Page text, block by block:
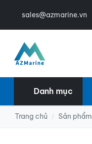
sales@azmarine.vn
Danh mục
Trang chủ / Sản phẩm